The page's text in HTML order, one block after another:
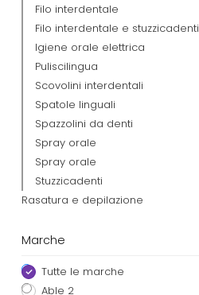
Filo interdentale
Filo interdentale e stuzzicadenti
Igiene orale elettrica
Puliscilingua
Scovolini interdentali
Spatole linguali
Spazzolini da denti
Spray orale
Spray orale
Stuzzicadenti
Rasatura e depilazione
Marche
Tutte le marche
Able 2